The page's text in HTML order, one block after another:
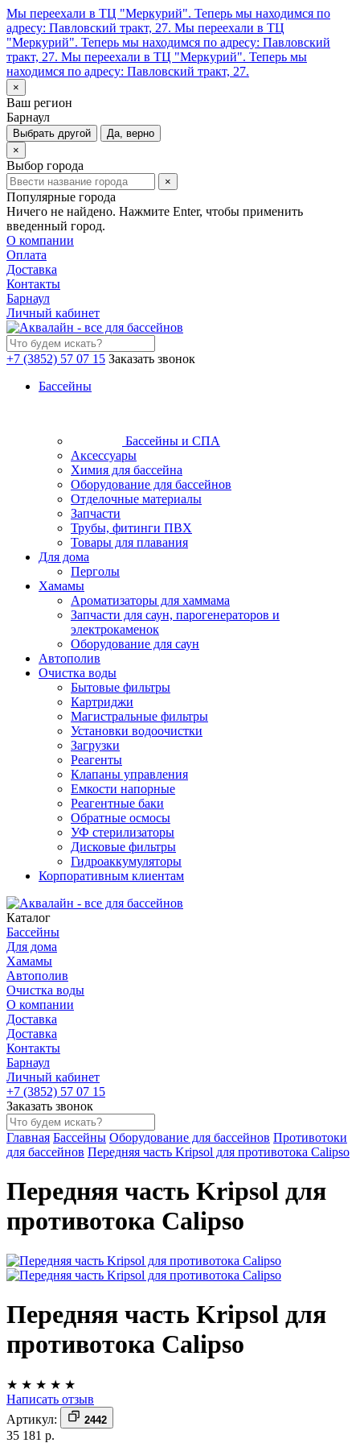
Мы переехали в ТЦ "Меркурий". Теперь мы находимся по
адресу: Павловский тракт, 27. Мы переехали в ТЦ
"Меркурий". Теперь мы находимся по адресу: Павловский
тракт, 27. Мы переехали в ТЦ "Меркурий". Теперь мы
находимся по адресу: Павловский тракт, 27.
×
Ваш регион
Барнаул
Выбрать другой
Да, верно
×
Выбор города
×
Популярные города
Ничего не найдено. Нажмите Enter, чтобы применить
введенный город.
О компании
Оплата
Доставка
Контакты
Барнаул
Личный кабинет
+7 (3852) 57 07 15 Заказать звонок
Бассейны
Бассейны и СПА
Аксессуары
Химия для бассейна
Оборудование для бассейнов
Отделочные материалы
Запчасти
Трубы, фитинги ПВХ
Товары для плавания
Для дома
Перголы
Хамамы
Ароматизаторы для хаммама
Запчасти для саун, парогенераторов и
электрокаменок
Оборудование для саун
Автополив
Очистка воды
Бытовые фильтры
Картриджи
Магистральные фильтры
Установки водоочистки
Загрузки
Реагенты
Клапаны управления
Емкости напорные
Реагентные баки
Обратные осмосы
УФ стерилизаторы
Дисковые фильтры
Гидроаккумуляторы
Корпоративным клиентам
Каталог
Бассейны
Для дома
Хамамы
Автополив
Очистка воды
О компании
Доставка
Доставка
Контакты
Барнаул
Личный кабинет
+7 (3852) 57 07 15
Заказать звонок
Главная Бассейны Оборудование для бассейнов Противотоки
для бассейнов Передняя часть Kripsol для противотока Calipso
Передняя часть Kripsol для
противотока Calipso
Передняя часть Kripsol для
противотока Calipso
★ ★ ★ ★ ★
Написать отзыв
Артикул:
2442
35 181 р.